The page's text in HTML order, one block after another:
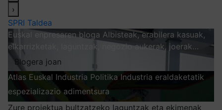
›
SPRI Taldea
Euskal enpresaren bloga Albisteak, erabilera kasuak,
elkarrizketak, laguntzak, negozio aukerak, joerak…
Blogera joan
Atlas Euskal Industria Politika Industria eraldaketatik
espezializazio adimentsura
Zure proiektua bultzatzeko laguntzak eta ekimenak